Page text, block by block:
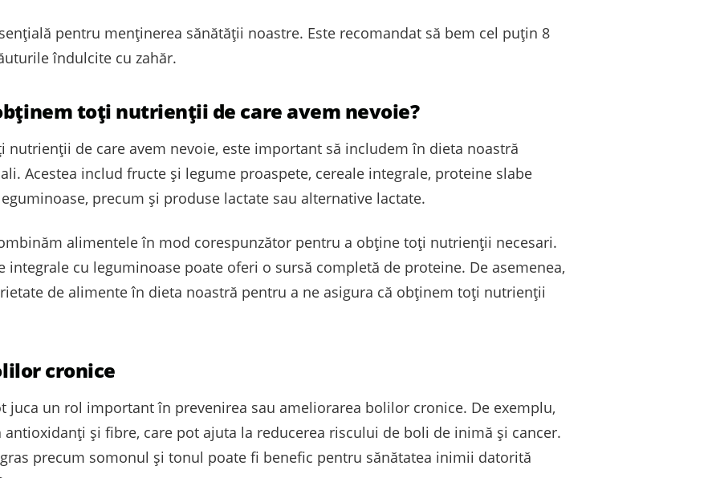
pentru menținerea sănătății noastre. Este recomandat să bem cel puțin 8
îndulcite cu zahăr.
toți nutrienții de care avem nevoie?
nutrienții de care avem nevoie, este important să includem în dieta noastră
Acestea includ fructe și legume proaspete, cereale integrale, proteine slabe
precum și produse lactate sau alternative lactate.
alimentele în mod corespunzător pentru a obține toți nutrienții necesari.
integrale cu leguminoase poate oferi o sursă completă de proteine. De asemenea,
de alimente în dieta noastră pentru a ne asigura că obținem toți nutrienții
cronice
juca un rol important în prevenirea sau ameliorarea bolilor cronice. De exemplu,
și fibre, care pot ajuta la reducerea riscului de boli de inimă și cancer.
precum somonul și tonul poate fi benefic pentru sănătatea inimii datorită